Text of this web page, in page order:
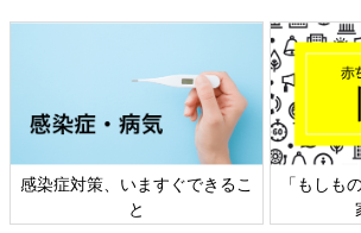
□医療費を一覧表に書き出し、合計金額をメ
□領収書のない交通費についてのメモ書き
□源泉徴収票（申告者が会社員・公務員の場
□支払調書（申告者が自営業・自由業の場合
□保険金などで補てんされる金額がわかるも
場合は見込み金額）
□医師の証明が必要な場合は証明書
感染症対策、いますぐできるこ
と
「もしも